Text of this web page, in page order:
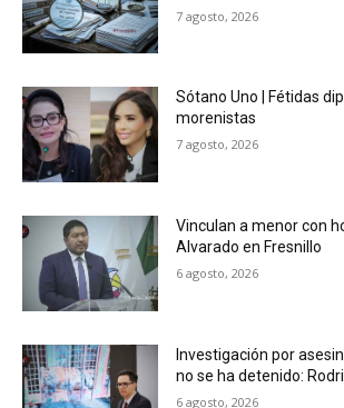
7 agosto, 2026
Sótano Uno | Fétidas
morenistas
7 agosto, 2026
Vinculan a menor con
Alvarado en Fresnillo
6 agosto, 2026
Investigación por
no se ha detenido:
6 agosto, 2026